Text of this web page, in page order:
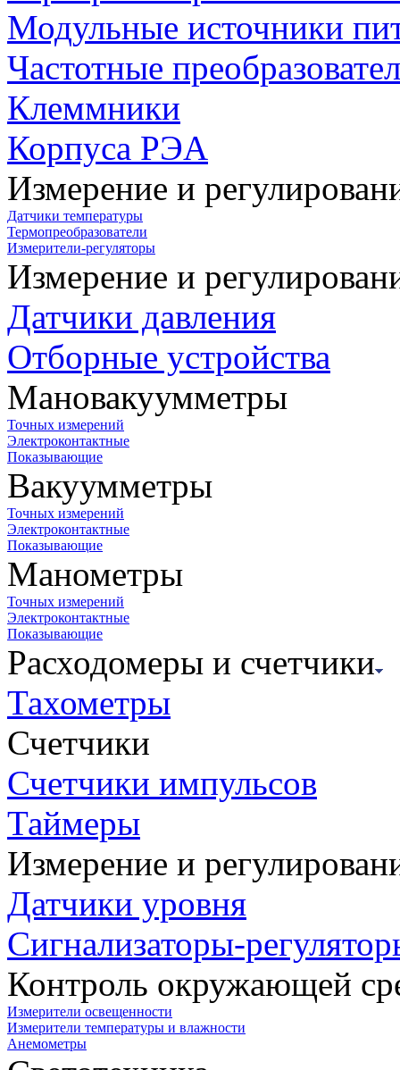
Модульные источники
Частотные
Клеммники
Корпуса РЭА
Измерение и
Датчики температуры
Термопреобразователи
Измерители-регуляторы
Измерение и
Датчики давления
Отборные устройства
Мановакуумметры
Точных измерений
Электроконтактные
Показывающие
Вакуумметры
Точных измерений
Электроконтактные
Показывающие
Манометры
Точных измерений
Электроконтактные
Показывающие
Расходомеры и счетчики
Тахометры
Счетчики
Счетчики импульсов
Таймеры
Измерение и
Датчики уровня
Сигнализаторы-
Контроль окружающей
Измерители освещенности
Измерители температуры и влажности
Анемометры